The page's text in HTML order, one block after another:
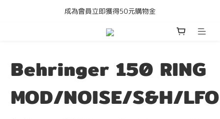
購買任何產品即享全港免運費
成為會員立即獲得50元購物金
購買任何產品即享全港免運費
Behringer 150 RING
MOD/NOISE/S&H/LFO